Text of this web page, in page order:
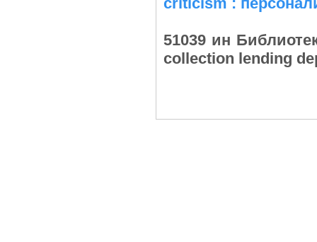
51039 ин
collection lending